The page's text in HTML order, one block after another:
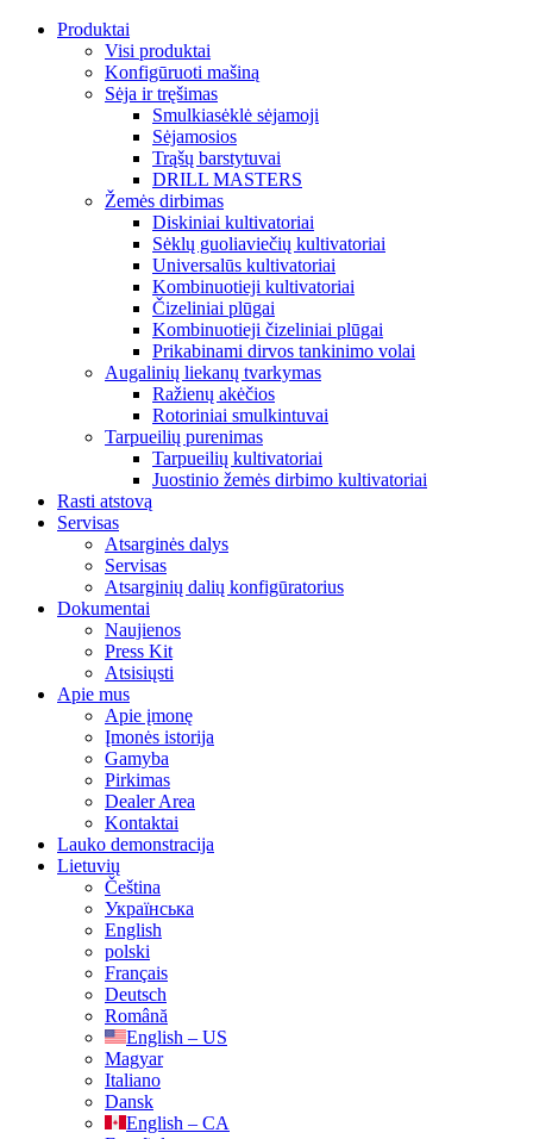
Produktai
Visi produktai
Konfigūruoti mašiną
Sėja ir tręšimas
Smulkiasėklė sėjamoji
Sėjamosios
Trąšų barstytuvai
DRILL MASTERS
Žemės dirbimas
Diskiniai kultivatoriai
Sėklų guoliaviečių kultivatoriai
Universalūs kultivatoriai
Kombinuotieji kultivatoriai
Čizeliniai plūgai
Kombinuotieji čizeliniai plūgai
Prikabinami dirvos tankinimo volai
Augalinių liekanų tvarkymas
Ražienų akėčios
Rotoriniai smulkintuvai
Tarpueilių purenimas
Tarpueilių kultivatoriai
Juostinio žemės dirbimo kultivatoriai
Rasti atstovą
Servisas
Atsarginės dalys
Servisas
Atsarginių dalių konfigūratorius
Dokumentai
Naujienos
Press Kit
Atsisiųsti
Apie mus
Apie įmonę
Įmonės istorija
Gamyba
Pirkimas
Dealer Area
Kontaktai
Lauko demonstracija
Lietuvių
Čeština
Українська
English
polski
Français
Deutsch
Română
English – US
Magyar
Italiano
Dansk
English – CA